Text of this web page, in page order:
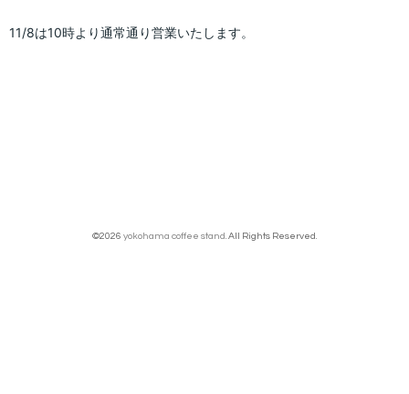
11/8は10時より通常通り営業いたします。
©2026 yokohama coffee stand. All Rights Reserved.